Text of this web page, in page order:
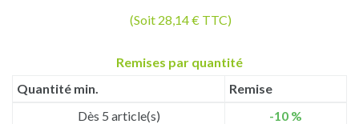
(Soit 28,14 € TTC)
Remises par quantité
Quantité min.
Remise
Dès 5 article(s)
-10 %